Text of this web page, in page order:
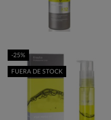
-25%
FUERA DE STOCK